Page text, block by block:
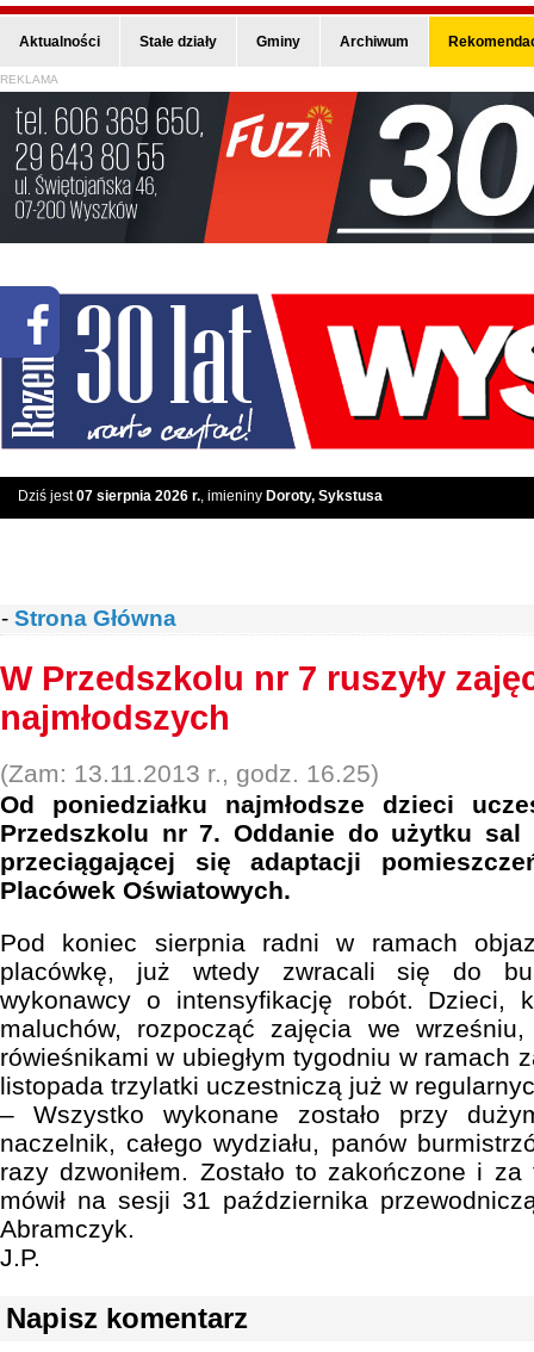
Aktualności Stałe działy Gminy Archiwum
REKLAMA
Dziś jest07 sierpnia 2026 r., imieniny Doroty, Sykstusa
- Strona Główna
W Przedszkolu nr 7 ruszyły
najmłodszych
(Zam: 13.11.2013 r., godz. 16.25)
Od poniedziałku najmłodsze dzieci
Przedszkolu nr 7. Oddanie do użytku sal
przeciągającej się adaptacji
Placówek Oświatowych.
Pod koniec sierpnia radni w ramach
placówkę, już wtedy zwracali się do
wykonawcy o intensyfikację robót. Dzieci,
maluchów, rozpocząć zajęcia we
rówieśnikami w ubiegłym tygodniu w ramach
listopada trzylatki uczestniczą już w
– Wszystko wykonane zostało przy
naczelnik, całego wydziału, panów
razy dzwoniłem. Zostało to zakończone i
mówił na sesji 31 października
Abramczyk.
J.P.
Napisz komentarz